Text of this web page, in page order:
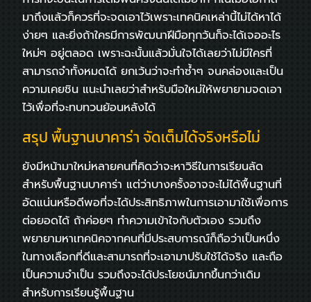
มาถึงแล้วก็ควรที่จะจดเอาไว้เพราะเทคนิคเหล่านี้ไม่ได้หาได้
ง่ายๆ และยิ่งถ้าใครมีการพัฒนาฝีมือทุกวันก็จะได้เจออะไร
ใหม่ๆ อยู่ตลอด เพราะฉะนั้นแล้วมั่นใจได้เลยว่าไม่มีใครที่
สามารถจำทั้งหมดได้ ยกเว้นว่าจะทำซ้ำๆ จนคล่องและเป็น
ความเคยชิน แนะนำเลยว่าสำหรับมือใหม่ให้พยายามจดเอา
ไว้เพื่อที่จะทบทวนย้อนหลังได้
สรุป พื้นฐานบาคาร่า จัดเต็มได้จริงหรือไม่
ยังมีหน้ามาใหม่หลายคนที่คิดว่าจะหาวิธีในการเรียนลัด
สำหรับพื้นฐานบาคาร่า แต่ว่าบางครั้งอาจจะไม่ได้พื้นฐานที่
อัดแน่นหรือดีพอที่จะได้ประสิทธิภาพในการเอามาใช้เพื่อการ
ต่อยอดได้ ถ้าค่อยๆ ทำความเข้าใจกับตัวเอง รวมถึง
พยายามหาเทคนิคจากคนที่มีประสบการณ์ก็ถือว่าเป็นหนึ่ง
ในทางเลือกที่ดีและสามารถที่จะเอามาปรับใช้ได้จริง และถือ
เป็นความจำเป็น รวมถึงจะได้ประโยชน์มากขึ้นกว่าเดิม
สำหรับการเรียนรู้พื้นฐาน